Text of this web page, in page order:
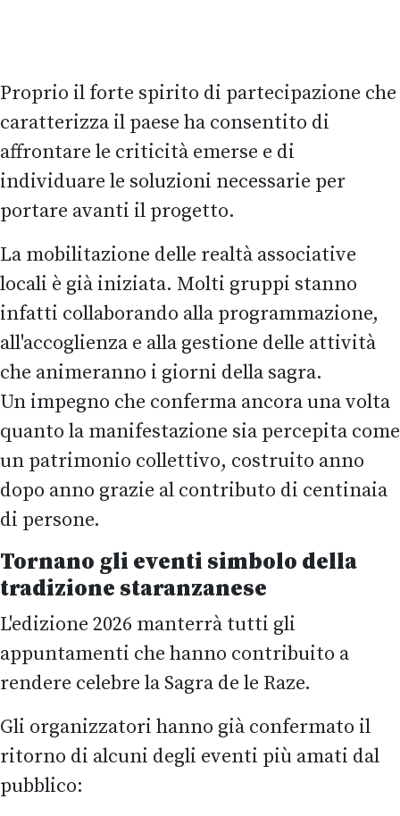
Proprio il forte spirito di partecipazione che
caratterizza il paese ha consentito di
affrontare le criticità emerse e di
individuare le soluzioni necessarie per
portare avanti il progetto.
La mobilitazione delle realtà associative
locali è già iniziata. Molti gruppi stanno
infatti collaborando alla programmazione,
all'accoglienza e alla gestione delle attività
che animeranno i giorni della sagra.
Un impegno che conferma ancora una volta
quanto la manifestazione sia percepita come
un patrimonio collettivo, costruito anno
dopo anno grazie al contributo di centinaia
di persone.
Tornano gli eventi simbolo della
tradizione staranzanese
L'edizione 2026 manterrà tutti gli
appuntamenti che hanno contribuito a
rendere celebre la Sagra de le Raze.
Gli organizzatori hanno già confermato il
ritorno di alcuni degli eventi più amati dal
pubblico: